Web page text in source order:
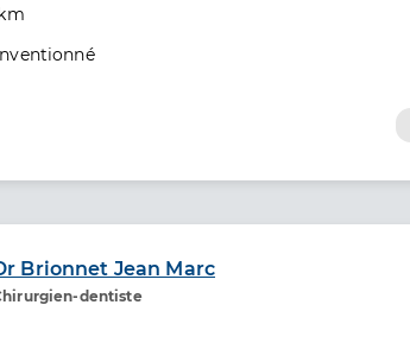
de convention
Brionnet Jean Marc
dentiste de santé